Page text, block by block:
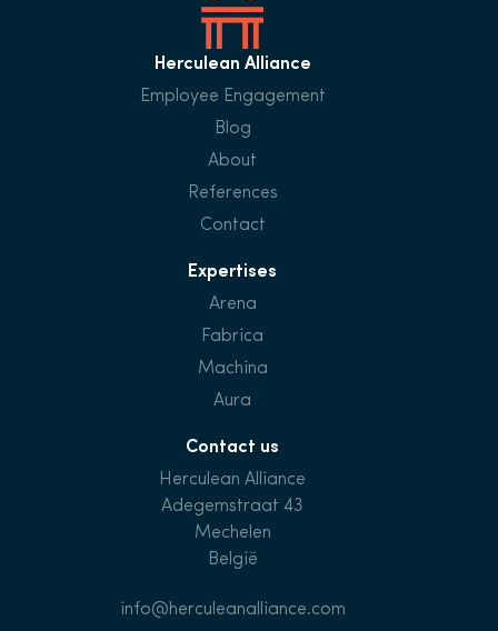
Herculean Alliance
Employee Engagement
Blog
About
References
Contact
Expertises
Arena
Fabrica
Machina
Aura
Contact us
Herculean Alliance
Adegemstraat 43
Mechelen
België
info@herculeanalliance.com